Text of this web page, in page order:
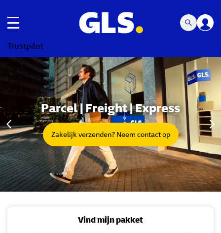
toggle navigatie
Trustpilot
Carousel with slides shown at a time. Use the Previous
Parcel | Freight | Express
Zakelijk verzenden? Neem contact op
Vind mijn pakket